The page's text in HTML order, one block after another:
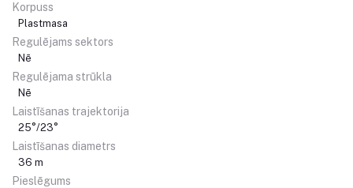
Korpuss
Plastmasa
Regulējams sektors
Nē
Regulējama strūkla
Nē
Laistīšanas trajektorija
25°/23°
Laistīšanas diametrs
36 m
Pieslēgums